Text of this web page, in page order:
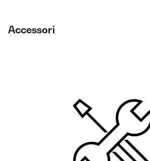
Accessori